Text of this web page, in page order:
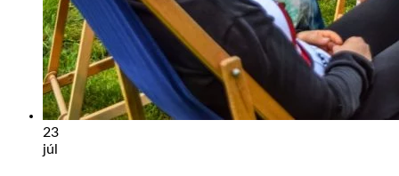
Kultúra a tradície
Kúpele
Šport a agroturistika
Školstvo
Ekonomika obchod a doprava
23
júl